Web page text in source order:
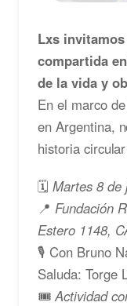
Lxs
compartida
de la vida y
En el marco
en Argentina,
historia
🗓️ Martes 8 de
📍 Fundación
Estero 1148,
🎙️ Con Bruno
Saluda: Torge
🎟️ Actividad